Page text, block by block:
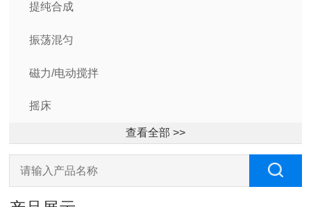
提纯合成
振荡混匀
磁力/电动搅拌
摇床
查看全部 >>